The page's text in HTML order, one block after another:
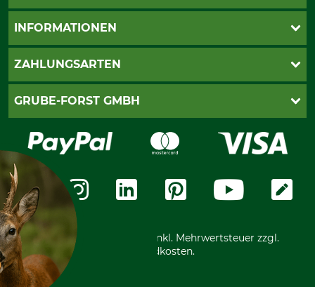
Katalogbestellung
INFORMATIONEN
AGB
Widerrufsformular
Datenschutz
Zahlungsarten
ZAHLUNGSARTEN
PayPal
Rechnung
Vorkasse
GRUBE-FORST GMBH
Karriere
Über uns
Messetermine
Community
International
*Alle Preise in Euro und inkl. Mehrwertsteuer zzgl.
Versandkosten.